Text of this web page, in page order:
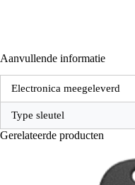
Aanvullende informatie
Electronica meegeleverd
Type sleutel
Gerelateerde producten